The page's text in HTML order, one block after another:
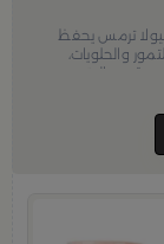
ترمس يحفظ
والحلويات،
من الرقي